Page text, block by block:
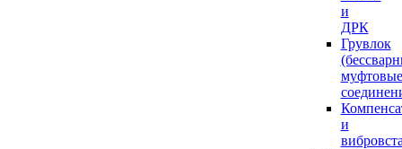
и
ДРК
Грувлок
муфтовые
и